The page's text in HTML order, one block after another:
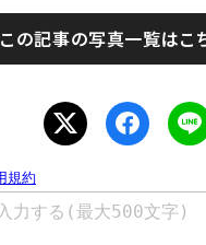
この記事の写真一覧はこ